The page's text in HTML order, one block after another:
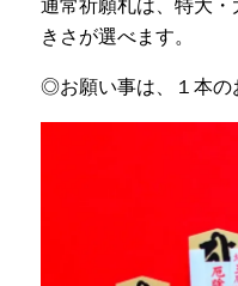
通常祈願札は、特大
きさが選べます。
◎お願い事は、１本の